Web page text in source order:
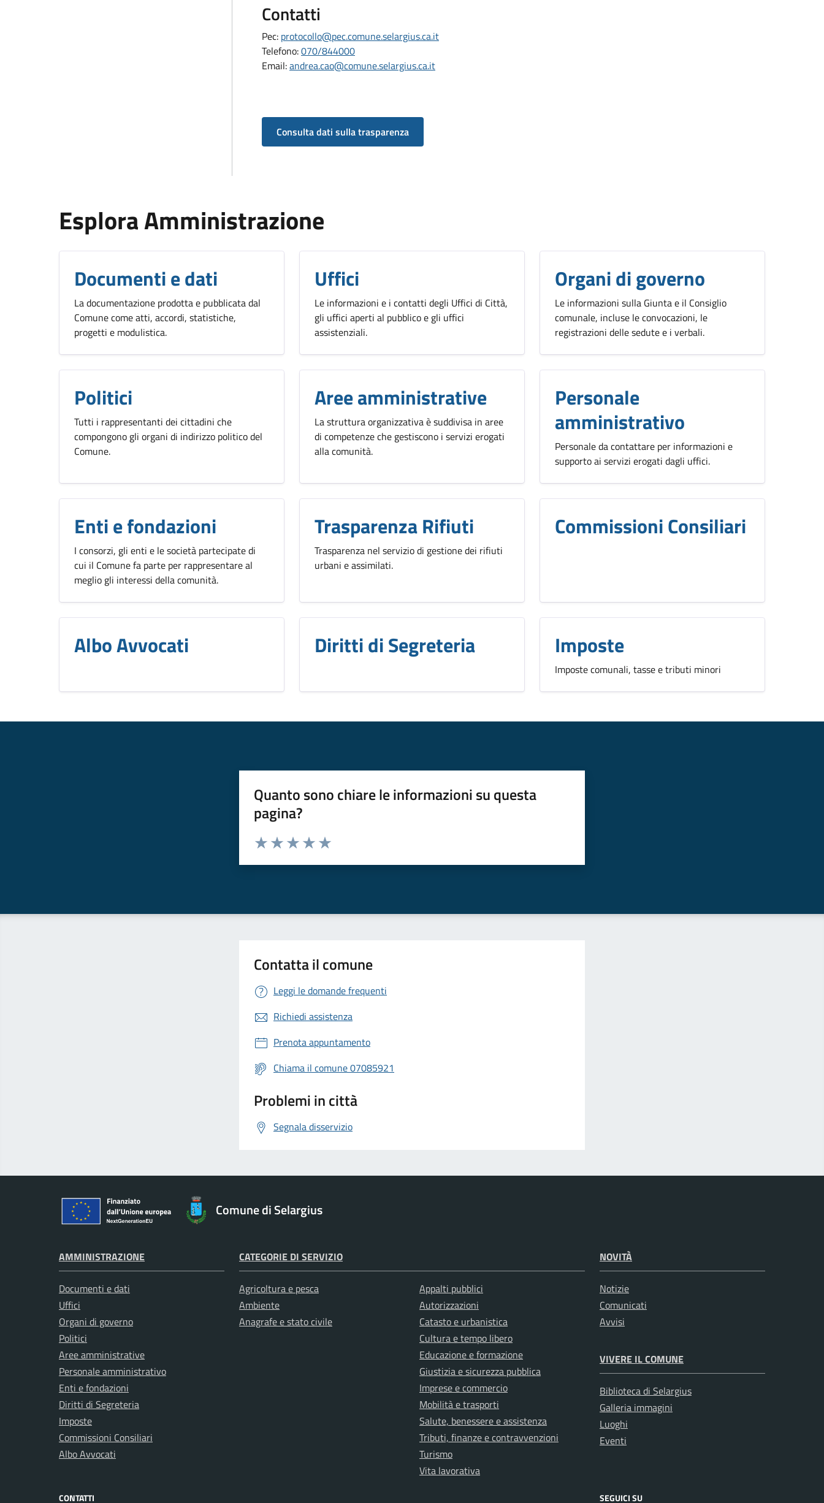
Contatti
Pec: protocollo@pec.comune.selargius.ca.it
Telefono:070/844000
Email:andrea.cao@comune.selargius.ca.it
Consulta dati sulla trasparenza
Esplora Amministrazione
Documenti e dati
La documentazione prodotta e pubblicata dal
Comune come atti, accordi, statistiche,
progetti e modulistica.
Uffici
Le informazioni e i contatti degli Uffici di Città,
gli uffici aperti al pubblico e gli uffici
assistenziali.
Organi di governo
Le informazioni sulla Giunta e il Consiglio
comunale, incluse le convocazioni, le
registrazioni delle sedute e i verbali.
Politici
Tutti i rappresentanti dei cittadini che
compongono gli organi di indirizzo politico del
Comune.
Aree amministrative
La struttura organizzativa è suddivisa in aree
di competenze che gestiscono i servizi erogati
alla comunità.
Personale
amministrativo
Personale da contattare per informazioni e
supporto ai servizi erogati dagli uffici.
Enti e fondazioni
I consorzi, gli enti e le società partecipate di
cui il Comune fa parte per rappresentare al
meglio gli interessi della comunità.
Trasparenza Rifiuti
Trasparenza nel servizio di gestione dei rifiuti
urbani e assimilati.
Commissioni Consiliari
Albo Avvocati Diritti di Segreteria Imposte
Imposte comunali, tasse e tributi minori
Quanto sono chiare le informazioni su questa
pagina?
Valuta da 1 a 5 stelle la pagina
Contatta il comune
Leggi le domande frequenti
Richiedi assistenza
Prenota appuntamento
Chiama il comune 07085921
Problemi in città
Segnala disservizio
Comune di Selargius
AMMINISTRAZIONE
Documenti e dati
Uffici
Organi di governo
Politici
Aree amministrative
Personale amministrativo
Enti e fondazioni
Diritti di Segreteria
Imposte
Commissioni Consiliari
Albo Avvocati
CATEGORIE DI SERVIZIO
Agricoltura e pesca
Ambiente
Anagrafe e stato civile
Appalti pubblici
Autorizzazioni
Catasto e urbanistica
Cultura e tempo libero
Educazione e formazione
Giustizia e sicurezza pubblica
Imprese e commercio
Mobilità e trasporti
Salute, benessere e assistenza
Tributi, finanze e contravvenzioni
Turismo
Vita lavorativa
NOVITÀ
Notizie
Comunicati
Avvisi
VIVERE IL COMUNE
Biblioteca di Selargius
Galleria immagini
Luoghi
Eventi
CONTATTI SEGUICI SU